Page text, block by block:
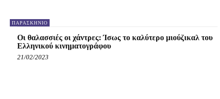
ΠΑΡΑΣΚΉΝΙΟ
Οι θαλασσιές οι χάντρες: Ίσως το καλύτερο μιούζικαλ του
Ελληνικού κινηματογράφου
21/02/2023